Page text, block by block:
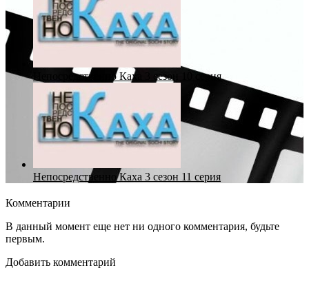
Непосредственно Каха 3 сезон 10 серия
Непосредственно Каха 3 сезон 11 серия
Комментарии
В данный момент еще нет ни одного комментария, будьте
первым.
Добавить комментарий